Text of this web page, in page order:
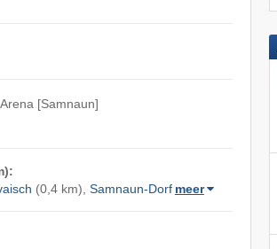
[Samnaun]
(0,4 km), Samnaun-Dorf meer